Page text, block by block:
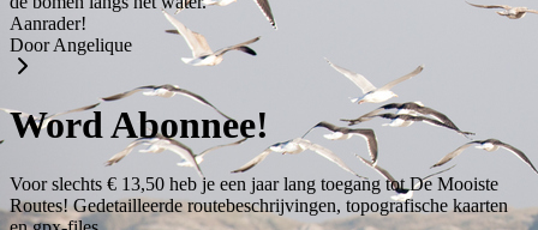
Aanrader!
Door Angelique
Word Abonnee!
Voor slechts € 13,50 heb je een jaar lang toegang tot De Mooiste
Routes! Gedetailleerde routebeschrijvingen, topografische kaarten